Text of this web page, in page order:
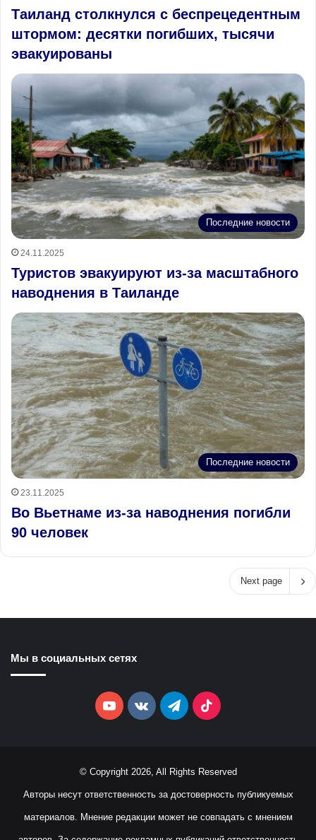
Таиланд столкнулся с беспрецедентным
штормом: десятки погибших, тысячи
эвакуированы
Последние новости
24.11.2025
Туристов эвакуируют из-за масштабного
наводнения в Таиланде
Последние новости
23.11.2025
Во Вьетнаме из-за наводнения погибли
90 человек
Next page
Мы в социальных сетях
YouTubevk.comTelegramTikTok
© Copyright 2026, All Rights Reserved
Авторы несут ответственность за достоверность публикуемых
материалов. Мнение редакции может не совпадать с мнением